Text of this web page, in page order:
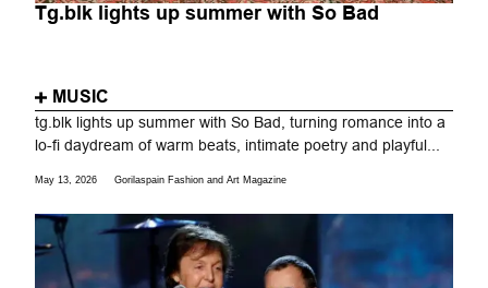
Tg.blk lights up summer with So Bad
MUSIC
tg.blk lights up summer with So Bad, turning romance into a
lo-fi daydream of warm beats, intimate poetry and playful...
May 13, 2026 Gorilaspain Fashion and Art Magazine